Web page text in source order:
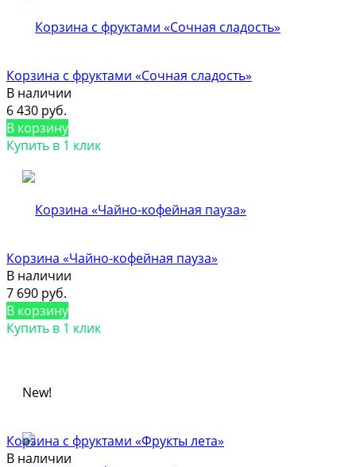
Корзина с фруктами «Сочная сладость»
В наличии
6 430 руб.
В корзину
Купить в 1 клик
Корзина «Чайно-кофейная пауза»
В наличии
7 690 руб.
В корзину
Купить в 1 клик
New!
Корзина с фруктами «Фрукты лета»
В наличии